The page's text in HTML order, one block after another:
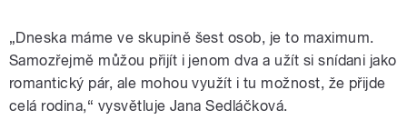
„Dneska máme ve skupině šest osob, je to maximum.
Samozřejmě můžou přijít i jenom dva a užít si snídani jako
romantický pár, ale mohou využít i tu možnost, že přijde
celá rodina,“ vysvětluje Jana Sedláčková.